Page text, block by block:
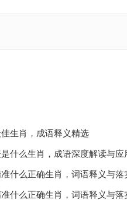
生肖，成语释义精选
什么生肖，成语深度解读与应
什么正确生肖，词语释义与落
什么正确生肖，词语释义与落